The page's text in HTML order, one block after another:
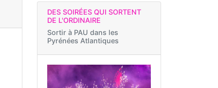
DES SOIRÉES QUI SORTENT
DE L'ORDINAIRE
Sortir à PAU dans les
Pyrénées Atlantiques